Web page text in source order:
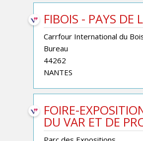
FIBOIS - PAYS DE
Carrfour International du
Bureau
44262
NANTES
FOIRE-
DU VAR ET DE